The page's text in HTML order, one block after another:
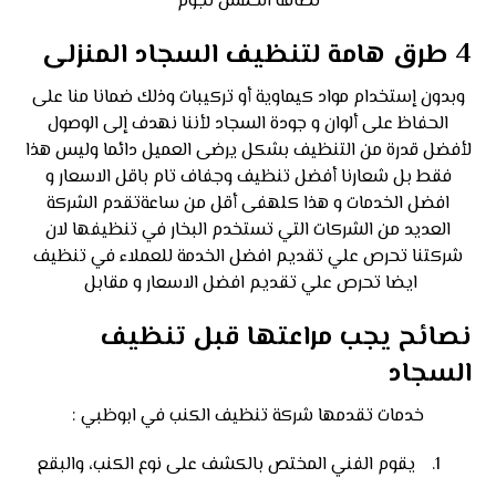
4 طرق هامة لتنظيف السجاد المنزلى
وبدون إستخدام مواد كيماوية أو تركيبات وذلك ضمانا منا على
الحفاظ على ألوان و جودة السجاد لأننا نهدف إلى الوصول
لأفضل قدرة من التنظيف بشكل يرضى العميل دائما وليس هذا
فقط بل شعارنا أفضل تنظيف وجفاف تام باقل الاسعار و
افضل الخدمات و هذا كلهفى أقل من ساعةتقدم الشركة
العديد من الشركات التي تستخدم البخار في تنظيفها لان
شركتنا تحرص علي تقديم افضل الخدمة للعملاء في تنظيف
ايضا تحرص علي تقديم افضل الاسعار و مقابل
نصائح يجب مراعتها قبل تنظيف
السجاد
خدمات تقدمها شركة تنظيف الكنب في ابوظبي :
يقوم الفني المختص بالكشف على نوع الكنب، والبقع